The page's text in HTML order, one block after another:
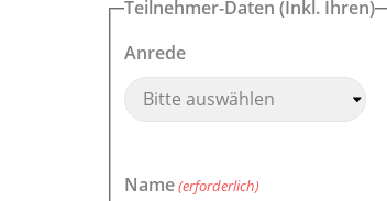
Teilnehmer-Daten (Inkl. Ihren)
Anrede
Name(erforderlich)